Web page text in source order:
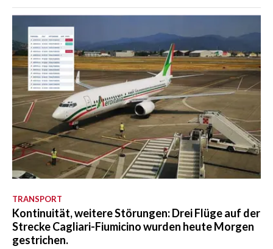
TRANSPORT
Kontinuität, weitere Störungen: Drei Flüge auf der
Strecke Cagliari-Fiumicino wurden heute Morgen
gestrichen.